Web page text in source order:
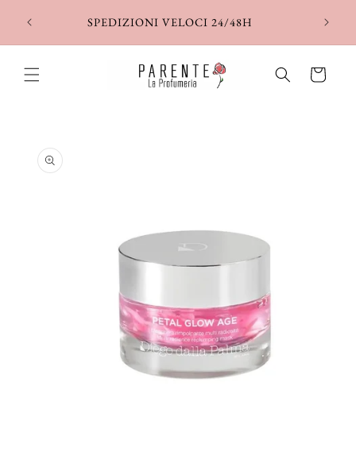
direttamente
SPEDIZIONI VELOCI 24/48H
Carrello
informazioni
sul prodotto